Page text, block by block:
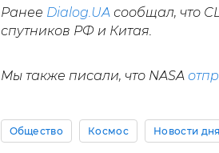
Ранее Dialog.UA сообщал, что
спутников РФ и Китая.
Мы также писали, что NASA
Общество Космос Новости дня